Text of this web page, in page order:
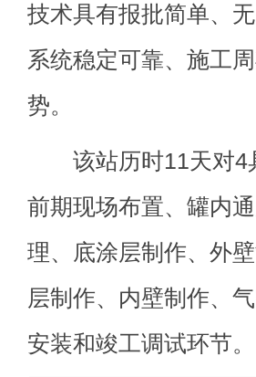
技术具有报批简单、
系统稳定可靠、施工
势。
该站历时11天对4
前期现场布置、罐内
理、底涂层制作、外
层制作、内壁制作、
安装和竣工调试环节。